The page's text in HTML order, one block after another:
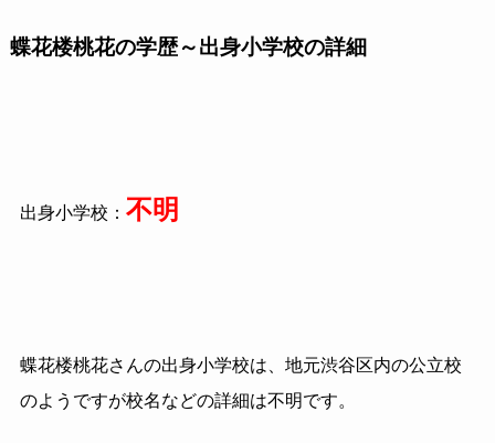
蝶花楼桃花の学歴～出身小学校の詳細
出身小学校： 不明
蝶花楼桃花さんの出身小学校は、地元渋谷区内の公立校
のようですが校名などの詳細は不明です。